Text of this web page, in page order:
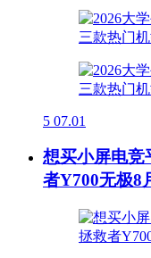
5 07.01
想买小屏电竞
者Y700无极8